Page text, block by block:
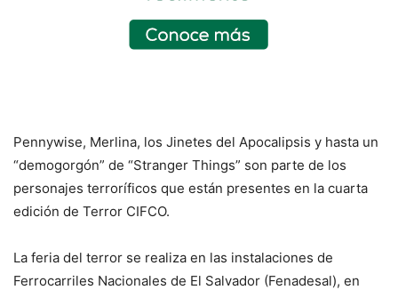
Pennywise, Merlina, los Jinetes del Apocalipsis y hasta un
“demogorgón” de “Stranger Things” son parte de los
personajes terroríficos que están presentes en la cuarta
edición de Terror CIFCO.
La feria del terror se realiza en las instalaciones de
Ferrocarriles Nacionales de El Salvador (Fenadesal), en